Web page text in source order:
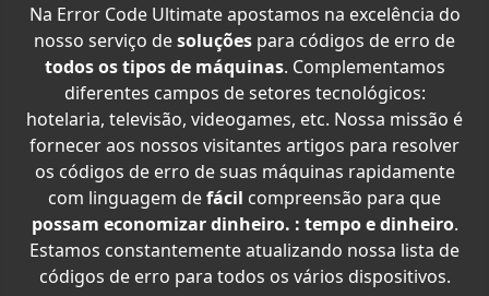
Na Error Code Ultimate apostamos na excelência do
nosso serviço desoluções para códigos de erro de
todos os tipos de máquinas. Complementamos
diferentes campos de setores tecnológicos:
hotelaria, televisão, videogames, etc. Nossa missão é
fornecer aos nossos visitantes artigos para resolver
os códigos de erro de suas máquinas rapidamente
com linguagem defácil compreensão para que
possam economizar dinheiro. : tempo e dinheiro.
Estamos constantemente atualizando nossa lista de
códigos de erro para todos os vários dispositivos.